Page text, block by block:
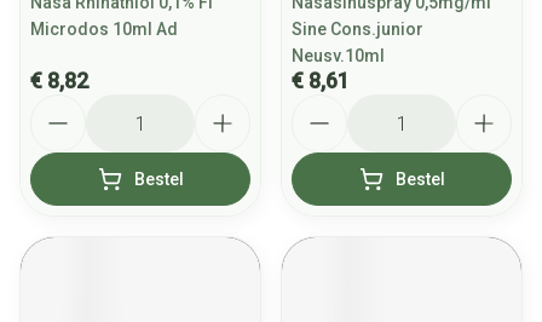
Microdos 10ml Ad
€ 8,82
Bestel
Sine Cons.junior
Neusv.10ml
€ 8,61
Bestel